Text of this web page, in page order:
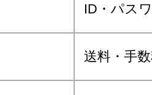
ID・パス
送料・手